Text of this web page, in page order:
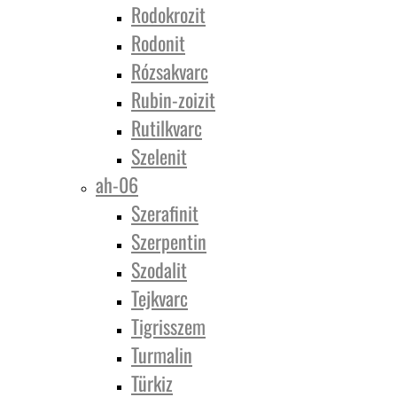
Rodokrozit
Rodonit
Rózsakvarc
Rubin-zoizit
Rutilkvarc
Szelenit
ah-06
Szerafinit
Szerpentin
Szodalit
Tejkvarc
Tigrisszem
Turmalin
Türkiz